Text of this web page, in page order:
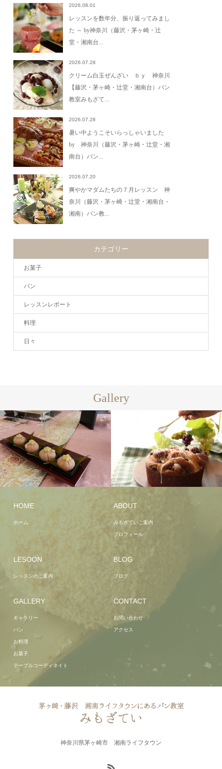
2026.08.01
レッスンを数年分、振り返ってみまし
た ～ by神奈川（藤沢・茅ヶ崎・辻
堂・湘南台...
2026.07.28
クリーム白玉ぜんざい ｂｙ 神奈川
【藤沢・茅ヶ崎・辻堂・湘南台）パン
教室みもざて...
2026.07.28
暑い中ようこそいらっしゃいました
by 神奈川（藤沢・茅ヶ崎・辻堂・湘
南台）パン...
2026.07.20
爽やかマダムたちの７月レッスン 神
奈川（藤沢・茅ヶ崎・辻堂・湘南台・
湘南）パン教...
カテゴリー
お菓子
パン
レッスンレポート
料理
日々
Gallery
HOME
ホーム
ABOUT
みもざていご案内
プロフィール
LESOON
レッスンのご案内
BLOG
ブログ
GALLERY
ギャラリー
パン
お料理
お菓子
テーブルコーディネイト
CONTACT
お問い合わせ
アクセス
神奈川県茅ヶ崎市 湘南ライフタウン